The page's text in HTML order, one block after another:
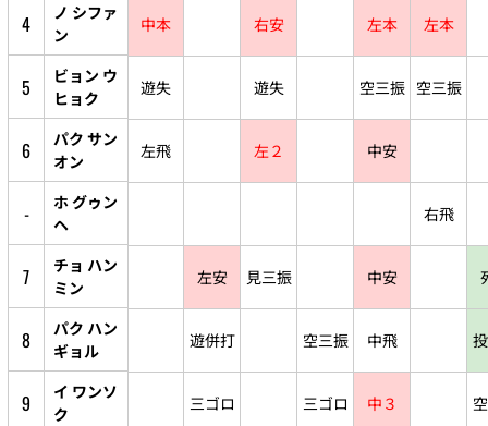
4
ノ シファ
ン
中本 右安 左本 左本
5
ビョン ウ
ヒョク
遊失 遊失 空三振 空三振
6
パク サン
オン
左飛 左２ 中安
-
ホ グゥン
ヘ
右飛
7
チョ ハン
ミン
左安 見三振 中安
8
パク ハン
ギョル
遊併打 空三振 中飛
9
イ ワンソ
ク
三ゴロ 三ゴロ 中３